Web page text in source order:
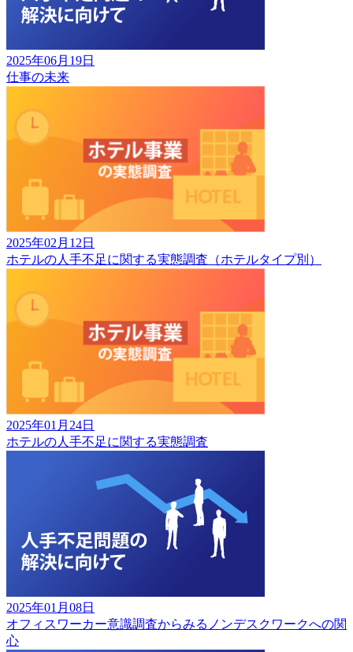
2025年06月19日
仕事の未来
2025年02月12日
ホテルの人手不足に関する実態調査（ホテルタイプ別）
2025年01月24日
ホテルの人手不足に関する実態調査
2025年01月08日
オフィスワーカー意識調査からみるノンデスクワークへの関
心